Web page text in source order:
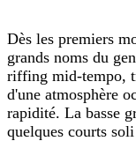
Dès les premiers
grands noms du
riffing mid-tempo,
d'une atmosphère
rapidité. La basse
quelques courts